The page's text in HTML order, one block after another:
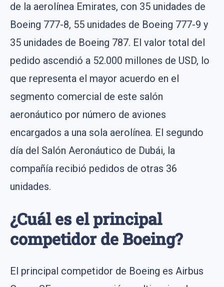
de la aerolínea Emirates, con 35 unidades de
Boeing 777-8, 55 unidades de Boeing 777-9 y
35 unidades de Boeing 787. El valor total del
pedido ascendió a 52.000 millones de USD, lo
que representa el mayor acuerdo en el
segmento comercial de este salón
aeronáutico por número de aviones
encargados a una sola aerolínea. El segundo
día del Salón Aeronáutico de Dubái, la
compañía recibió pedidos de otras 36
unidades.
¿Cuál es el principal
competidor de Boeing?
El principal competidor de Boeing es Airbus